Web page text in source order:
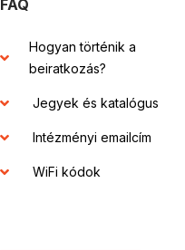
FAQ
Hogyan történik a
beiratkozás?
Jegyek és katalógus
Intézményi emailcím
WiFi kódok